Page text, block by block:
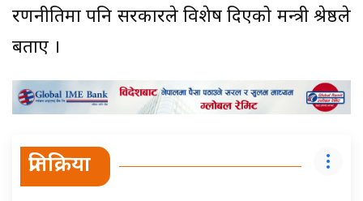
रणनीतिमा पनि सरकारले विशेष दिएको मन्त्री श्रेष्ठले
बताए ।
प्रतिक्रिया